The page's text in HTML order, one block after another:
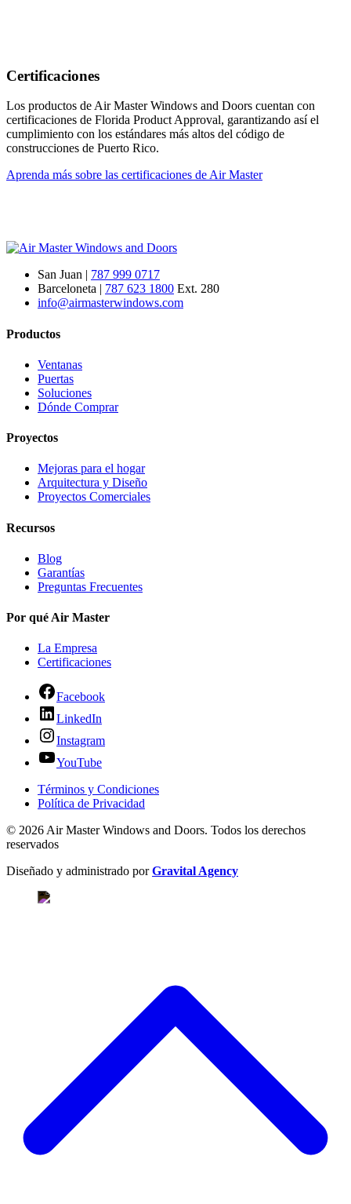
Certificaciones
Los productos de Air Master Windows and Doors cuentan con
certificaciones de Florida Product Approval, garantizando así el
cumplimiento con los estándares más altos del código de
construcciones de Puerto Rico.
Aprenda más sobre las certificaciones de Air Master
San Juan | 787 999 0717
Barceloneta | 787 623 1800 Ext. 280
info@airmasterwindows.com
Productos
Ventanas
Puertas
Soluciones
Dónde Comprar
Proyectos
Mejoras para el hogar
Arquitectura y Diseño
Proyectos Comerciales
Recursos
Blog
Garantías
Preguntas Frecuentes
Por qué Air Master
La Empresa
Certificaciones
Facebook
LinkedIn
Instagram
YouTube
Términos y Condiciones
Política de Privacidad
© 2026 Air Master Windows and Doors. Todos los derechos
reservados
Diseñado y administrado porGravital Agency